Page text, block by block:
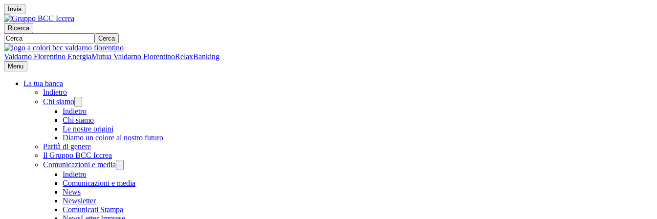
Invia
Ricerca
Cerca
Valdarno Fiorentino EnergiaMutua Valdarno FiorentinoRelaxBanking
Menu
La tua banca
Indietro
Chi siamo
Indietro
Chi siamo
Le nostre origini
Diamo un colore al nostro futuro
Parità di genere
Il Gruppo BCC Iccrea
Comunicazioni e media
Indietro
Comunicazioni e media
News
Newsletter
Comunicati Stampa